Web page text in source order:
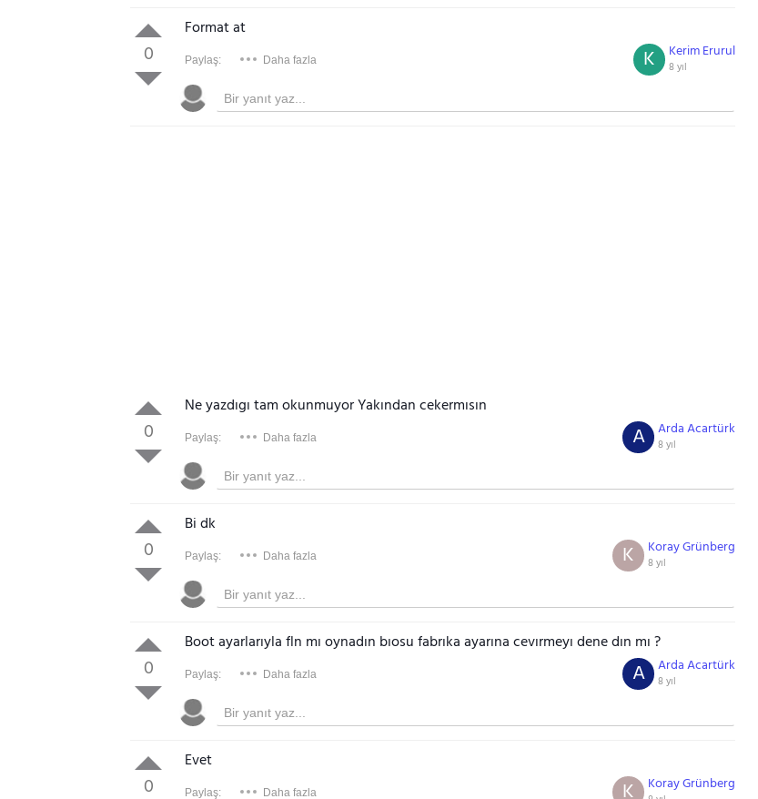
0
Format at
Paylaş: Daha fazla Kerim Erurul
8 yıl
K
0
Ne yazdıgı tam okunmuyor Yakından cekermısın
Paylaş: Daha fazla Arda Acartürk
8 yıl
A
0
Bi dk
Paylaş: Daha fazla Koray Grünberg
8 yıl
K
0
Boot ayarlarıyla fln mı oynadın bıosu fabrıka ayarına cevırmeyı dene dın mı ?
Paylaş: Daha fazla Arda Acartürk
8 yıl
A
0
Evet
Paylaş: Daha fazla Koray Grünberg
K